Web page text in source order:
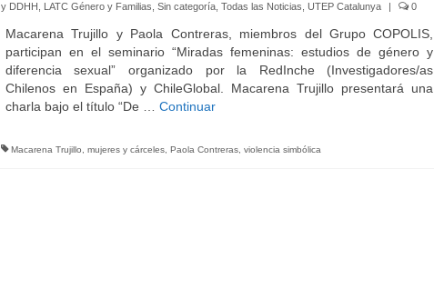
y DDHH
LATC Género y Familias Sin categoría, Todas las Noticias UTEP Catalunya | 0
Macarena Trujillo y Paola Contreras, miembros del Grupo COPOLIS,
participan en el seminario “Miradas femeninas: estudios de género y
diferencia sexual” organizado por la RedInche (Investigadores/as
Chilenos en España) y ChileGlobal. Macarena Trujillo presentará una
charla bajo el título “De … Continuar
Macarena Trujillo mujeres y cárceles, Paola Contreras, violencia simbólica